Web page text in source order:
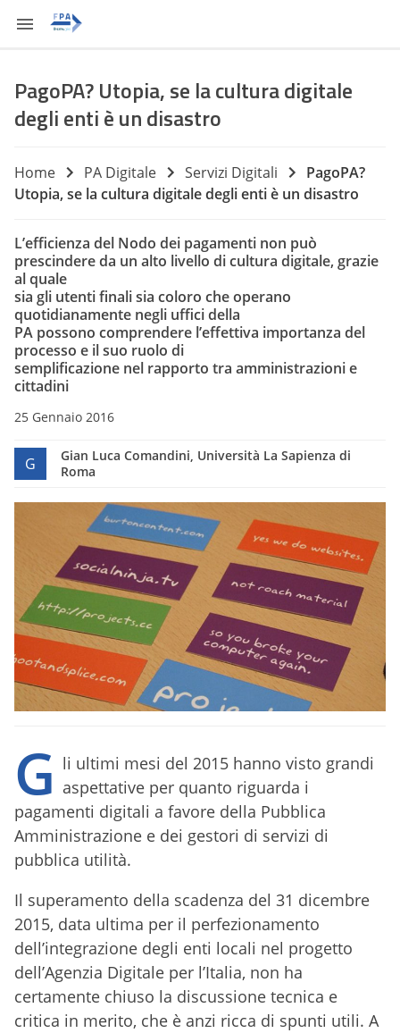
PagoPA? Utopia, se la cultura digitale
degli enti è un disastro
Home PA Digitale Servizi Digitali
PagoPA?
Utopia, se la cultura digitale degli enti è un disastro
L’efficienza del Nodo dei pagamenti non può
prescindere da un alto livello di cultura digitale, grazie
al quale
sia gli utenti finali sia coloro che operano
quotidianamente negli uffici della
PA possono comprendere l’effettiva importanza del
processo e il suo ruolo di
semplificazione nel rapporto tra amministrazioni e
cittadini
25 Gennaio 2016
G
Gian Luca Comandini, Università La Sapienza di
Roma
G li ultimi mesi del 2015 hanno visto grandi
aspettative per quanto riguarda i
pagamenti digitali a favore della Pubblica
Amministrazione e dei gestori di servizi di
pubblica utilità.
Il superamento della scadenza del 31 dicembre
2015, data ultima per il perfezionamento
dell’integrazione degli enti locali nel progetto
dell’Agenzia Digitale per l’Italia, non ha
certamente chiuso la discussione tecnica e
critica in merito, che è anzi ricca di spunti utili. A